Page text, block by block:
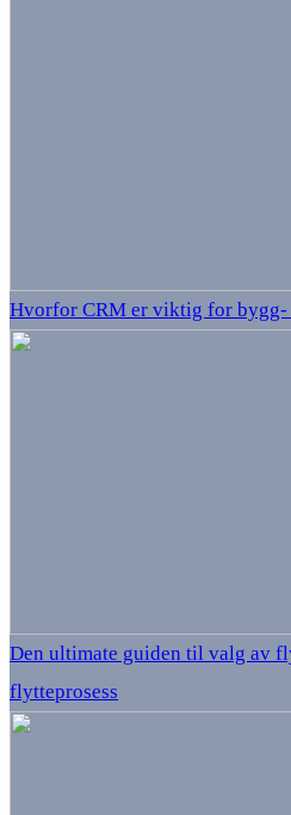
Hvorfor CRM er viktig for bygg-
Den ultimate guiden til valg av
flytteprosess